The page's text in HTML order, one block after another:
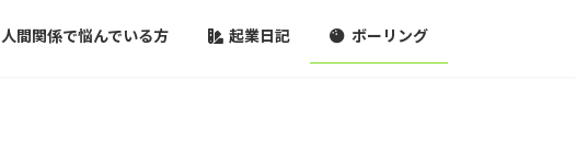
人間関係で悩んでいる方 起業日記 ボーリング